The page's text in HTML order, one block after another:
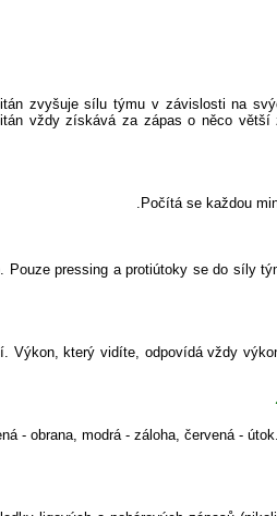
zvyšuje sílu týmu v závislosti na
vždy získává za zápas o něco větší
Počítá se každou
Pouze pressing a protiútoky se do síly
Výkon, který vidíte, odpovídá vždy
- obrana, modrá - záloha, červená -